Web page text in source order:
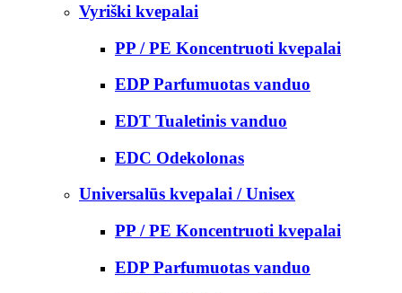
Vyriški kvepalai
PP / PE Koncentruoti kvepalai
EDP Parfumuotas vanduo
EDT Tualetinis vanduo
EDC Odekolonas
Universalūs kvepalai / Unisex
PP / PE Koncentruoti kvepalai
EDP Parfumuotas vanduo